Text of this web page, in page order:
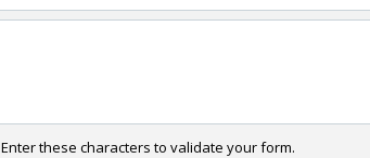
Enter these characters to validate your form.